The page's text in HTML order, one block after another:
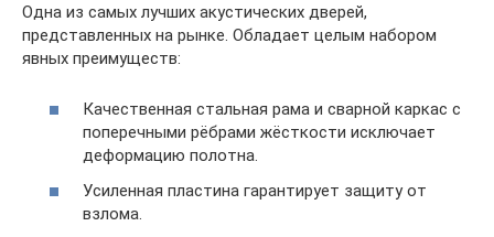
Одна из самых лучших акустических дверей,
представленных на рынке. Обладает целым набором
явных преимуществ:
Качественная стальная рама и сварной каркас с
поперечными рёбрами жёсткости исключает
деформацию полотна.
Усиленная пластина гарантирует защиту от
взлома.